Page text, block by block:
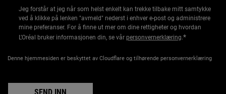
Jeg forstår at jeg når som helst enkelt kan trekke tilbake mitt samtykke
ved å klikke på lenken "avmeld" nederst i enhver e-post og administrere
mine preferanser. For å finne ut mer om dine rettigheter og hvordan
L’Oréal bruker informasjonen din, se vår personvernerklæring.*
Denne hjemmesiden er beskyttet av Cloudflare og tilhørende personvernerklæring